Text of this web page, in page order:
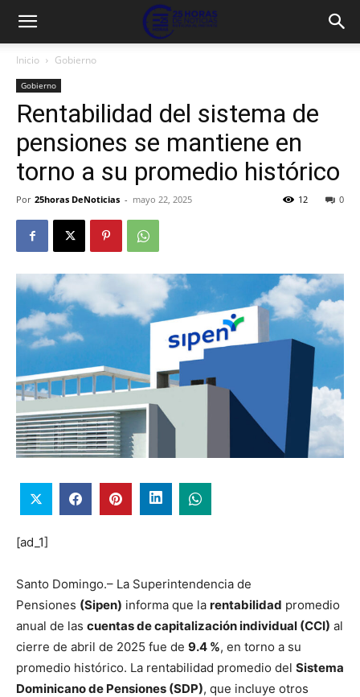
Inicio Gobierno
Gobierno
Rentabilidad del sistema de
pensiones se mantiene en
torno a su promedio histórico
Por 25horas DeNoticias - mayo 22, 2025 0
12
[ad_1]
Santo Domingo.– La Superintendencia de
Pensiones (Sipen) informa que la rentabilidad promedio
anual de las cuentas de capitalización individual (CCI) al
cierre de abril de 2025 fue de 9.4 %, en torno a su
promedio histórico. La rentabilidad promedio del Sistema
Dominicano de Pensiones (SDP), que incluye otros